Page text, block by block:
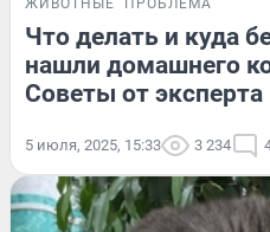
ЖИВОТНЫЕ ПРОБЛЕМА
Что делать и куда
нашли домашнего
Советы от эксперта
5 июля, 2025, 15:33 3 234